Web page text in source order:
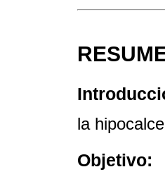
la
Objetivo: